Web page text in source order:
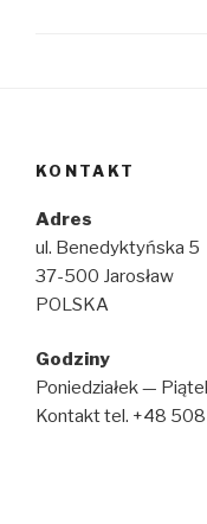
KONTAKT
Adres
ul. Benedyktyńska 5
37-500 Jarosław
POLSKA
Godziny
Poniedziałek —
Kontakt tel. +48